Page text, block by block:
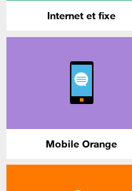
Internet et fixe
Mobile Orange